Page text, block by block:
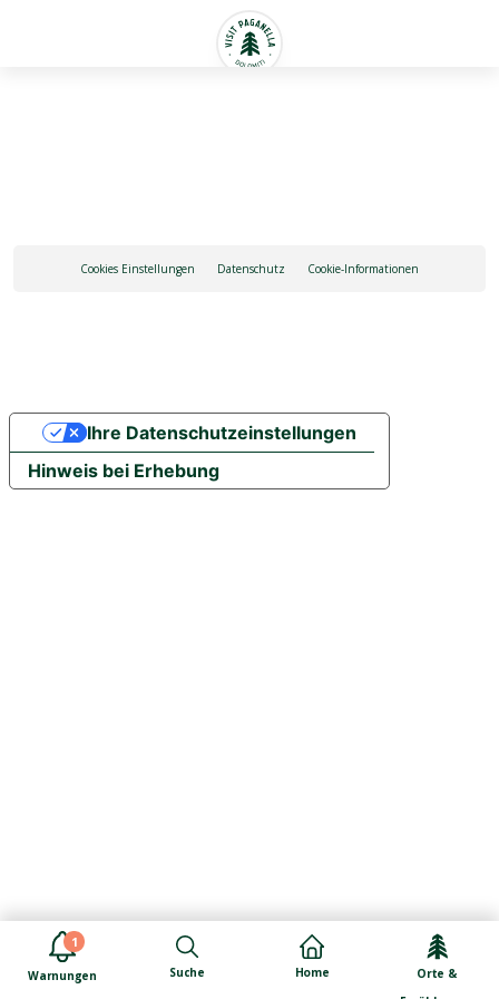
1
Warnungen Suche Home
Orte &
Cookies Einstellungen Datenschutz Cookie-Informationen
Hinweis bei Erhebung
Ihre Datenschutzeinstellungen